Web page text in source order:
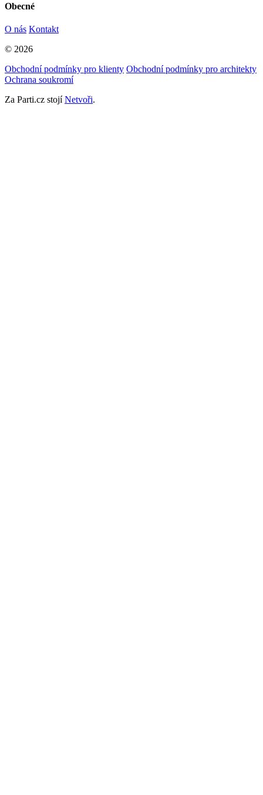
Obecné
O nás Kontakt
© 2026
Obchodní podmínky pro klienty Obchodní podmínky pro architekty
Ochrana soukromí
Za Parti.cz stojíNetvoři.